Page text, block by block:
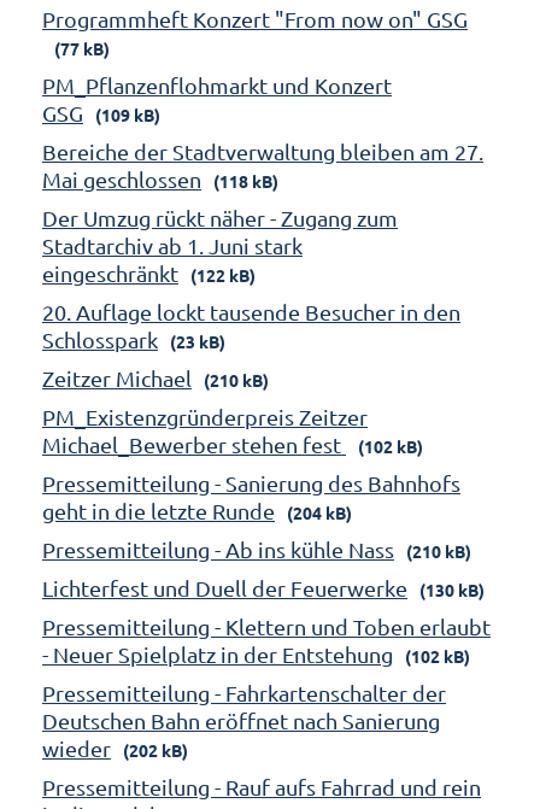
Programmheft Konzert "From now on" GSG
(77 kB)
PM_Pflanzenflohmarkt und Konzert
GSG
(109 kB)
Bereiche der Stadtverwaltung bleiben am 27.
Mai geschlossen
(118 kB)
Der Umzug rückt näher - Zugang zum
Stadtarchiv ab 1. Juni stark
eingeschränkt
(122 kB)
20. Auflage lockt tausende Besucher in den
Schlosspark
(23 kB)
Zeitzer Michael (210 kB)
PM_Existenzgründerpreis Zeitzer
Michael_Bewerber stehen fest
(102 kB)
Pressemitteilung - Sanierung des Bahnhofs
geht in die letzte Runde
(204 kB)
Pressemitteilung - Ab ins kühle Nass (210 kB)
Lichterfest und Duell der Feuerwerke (130 kB)
Pressemitteilung - Klettern und Toben erlaubt
- Neuer Spielplatz in der Entstehung
(102 kB)
Pressemitteilung - Fahrkartenschalter der
Deutschen Bahn eröffnet nach Sanierung
wieder
(202 kB)
Pressemitteilung - Rauf aufs Fahrrad und rein